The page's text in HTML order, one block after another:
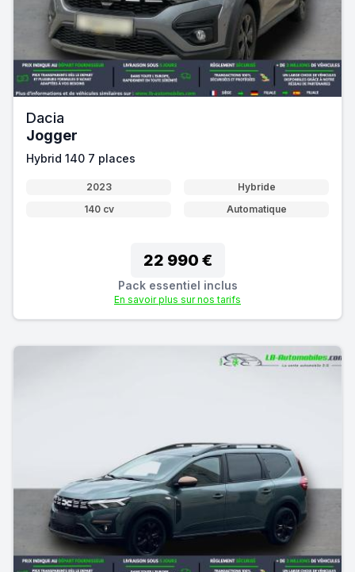
Dacia
Jogger
Hybrid 140 7 places
2023
Hybride
140 cv
Automatique
22 990 €
Pack essentiel inclus
En savoir plus sur nos tarifs